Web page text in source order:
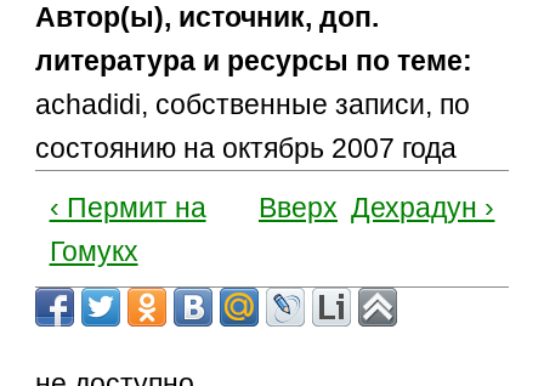
Автор(ы), источник, доп.
литература и ресурсы по теме:
achadidi, собственные записи, по
состоянию на октябрь 2007 года
‹ Пермит на
Гомукх
Вверх Дехрадун ›